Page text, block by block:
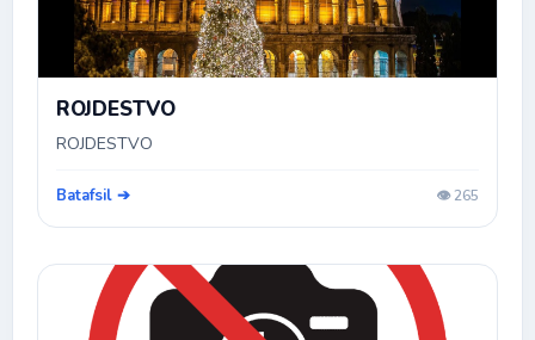
ROJDESTVO
ROJDESTVO
Batafsil ➔ 👁️ 265